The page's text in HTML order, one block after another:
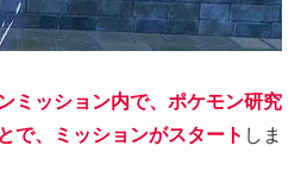
ミッション内で、ポケモン研究
で、ミッションがスタート しま